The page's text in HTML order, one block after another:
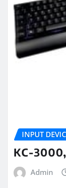
INPUT
KC-
Admin